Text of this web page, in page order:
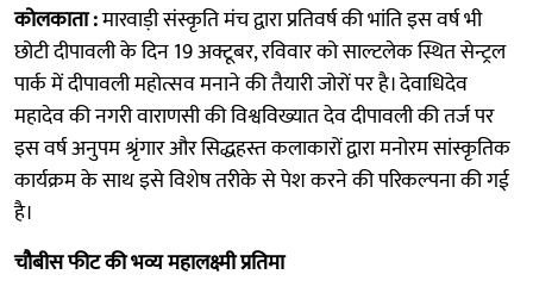
कोलकाता :मारवाड़ी संस्कृति मंच द्वारा प्रतिवर्ष की भांति इस वर्ष भी
छोटी दीपावली के दिन 19 अक्टूबर, रविवार को साल्टलेक स्थित सेन्ट्रल
पार्क में दीपावली महोत्सव मनाने की तैयारी जोरों पर है। देवाधिदेव
महादेव की नगरी वाराणसी की विश्वविख्यात देव दीपावली की तर्ज पर
इस वर्ष अनुपम श्रृंगार और सिद्धहस्त कलाकारों द्वारा मनोरम सांस्कृतिक
कार्यक्रम के साथ इसे विशेष तरीके से पेश करने की परिकल्पना की गई
है।
चौबीस फीट की भव्य महालक्ष्मी प्रतिमा